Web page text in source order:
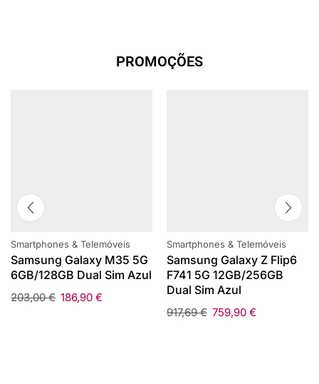
PROMOÇÕES
Smartphones & Telemóveis
Samsung Galaxy M35 5G
6GB/128GB Dual Sim Azul
203,00€ 186,90 €
Smartphones & Telemóveis
Samsung Galaxy Z Flip6
F741 5G 12GB/256GB
Dual Sim Azul
917,69€ 759,90 €